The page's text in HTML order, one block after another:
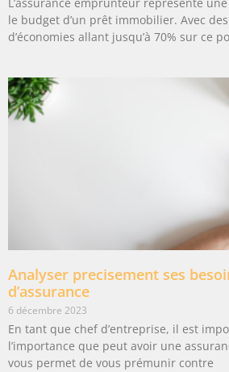
L’assurance emprunteur représente
le budget d’un prêt immobilier. Avec
d’économies allant jusqu’à 70% sur ce
Analyser precisement ses
d’assurance
6 décembre 2023
En tant que chef d’entreprise, il est
l’importance que peut avoir une
vous permet de vous prémunir contre